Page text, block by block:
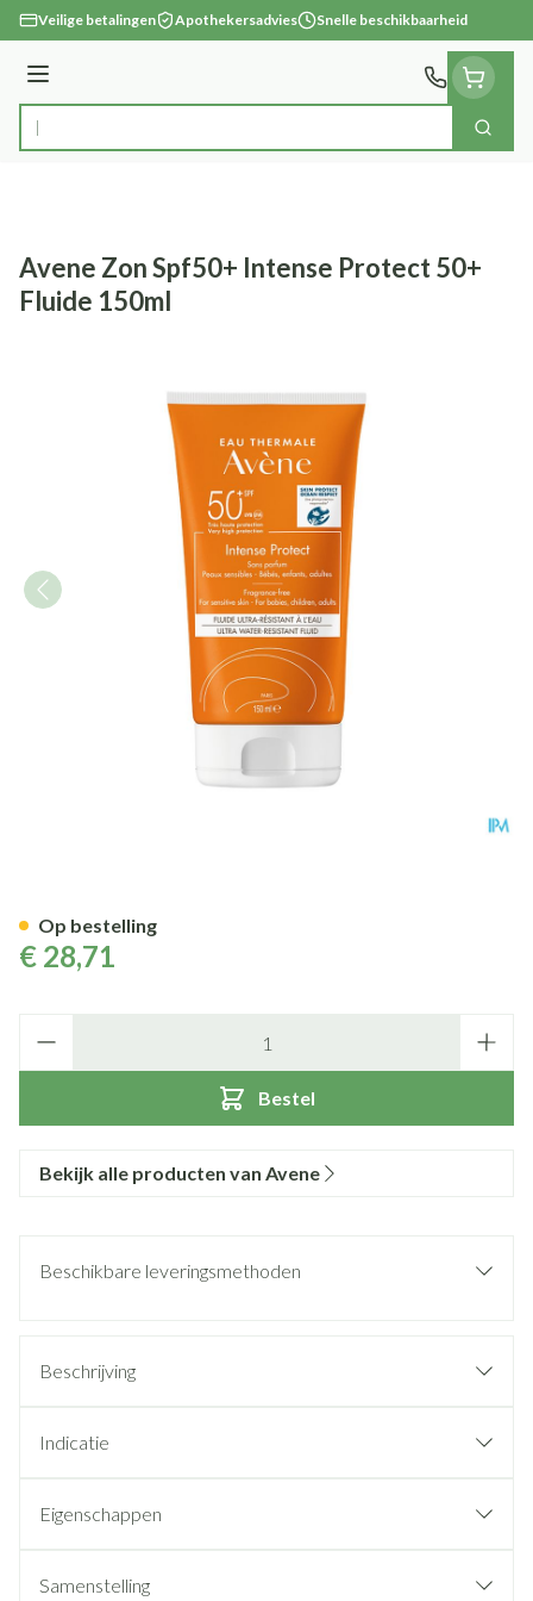
Ga naar de inhoud
Veilige betalingen Apothekersadvies Snelle beschikbaarheid
Menu
Product, merk, categorie... Zoek
Avene Zon Spf50+ Intense Protect 50+
Fluide 150ml
€ 28,71
Bestel
Op bestelling
Bekijk alle producten van Avene
Beschikbare leveringsmethoden
Beschrijving
Indicatie
Eigenschappen
Samenstelling